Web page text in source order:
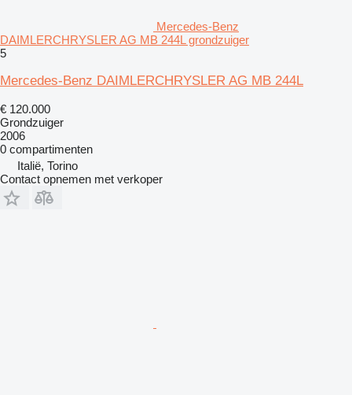
Mercedes-Benz
DAIMLERCHRYSLER AG MB 244L grondzuiger
5
Mercedes-Benz DAIMLERCHRYSLER AG MB 244L
€ 120.000
Grondzuiger
2006
0 compartimenten
Italië, Torino
Contact opnemen met verkoper